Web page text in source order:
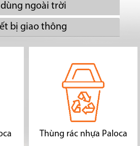
ngoài trời
bị giao thông
Thùng rác nhựa Paloca